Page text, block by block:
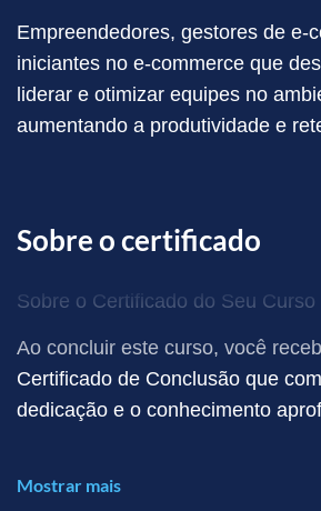
cultura organizacional de seu e-
Empreendedores, gestores de e-
iniciantes no e-commerce que
liderar e otimizar equipes no
aumentando a produtividade e
Sobre o certificado
Sobre o Certificado do Seu Curso
Ao concluir este curso, você
Certificado de Conclusão que
dedicação e o conhecimento
Mostrar mais